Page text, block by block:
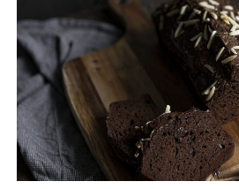
–
HEIMATGEMÜSE-
GEWINNSPIEL